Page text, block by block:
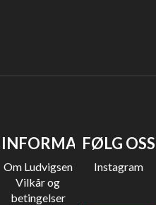
INFORMASJON
Om Ludvigsen
Vilkår og
betingelser
FØLG OSS
Instagram